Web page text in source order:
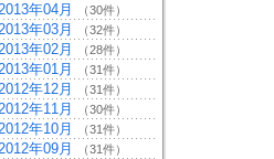
年04月 （30件）
年03月 （32件）
年02月 （28件）
年01月 （31件）
年12月 （31件）
年11月 （30件）
年10月 （31件）
年09月 （31件）